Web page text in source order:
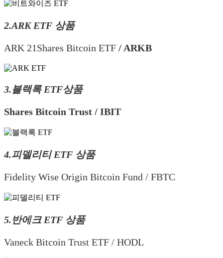
2.ARK ETF 상품
ARK 21Shares Bitcoin ETF / ARKB
3.블랙록 ETF상품
Shares Bitcoin Trust / IBIT
4.피델리티 ETF 상품
Fidelity Wise Origin Bitcoin Fund / FBTC
5.반에크 ETF 상품
Vaneck Bitcoin Trust ETF / HODL